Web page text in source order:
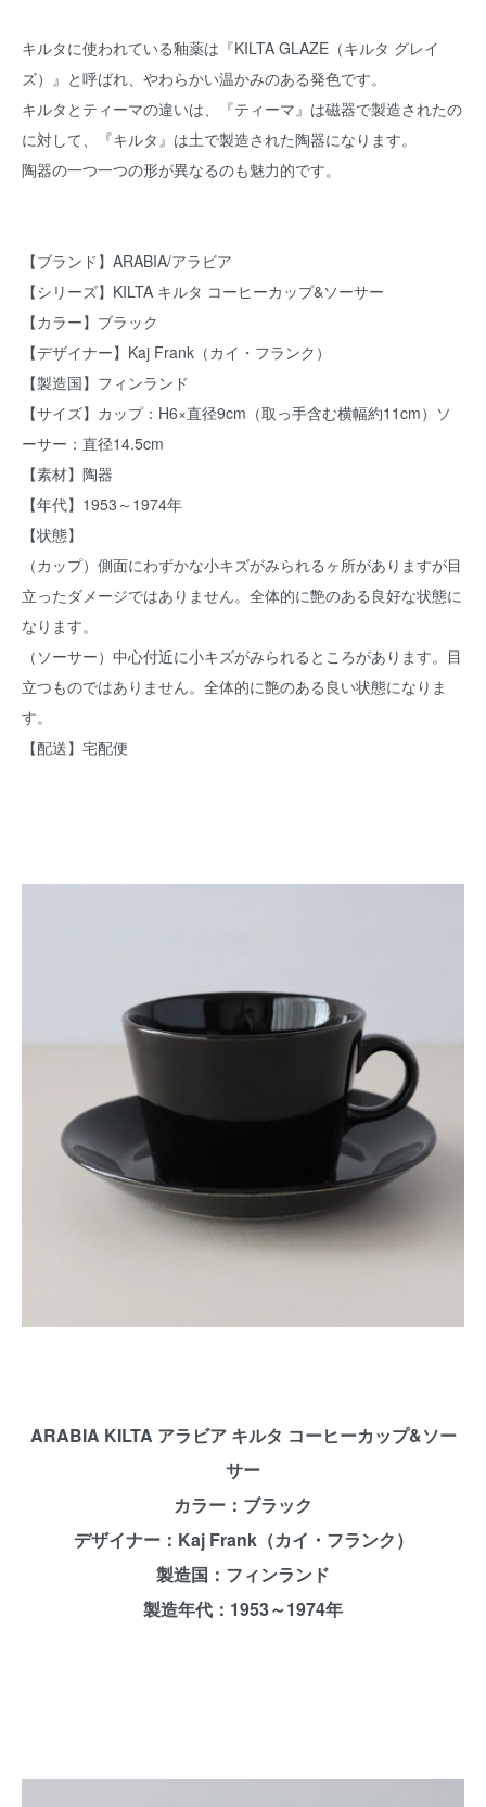
キルタに使われている釉薬は『KILTA GLAZE（キルタ グレイ
ズ）』と呼ばれ、やわらかい温かみのある発色です。
キルタとティーマの違いは、『ティーマ』は磁器で製造されたの
に対して、『キルタ』は土で製造された陶器になります。
陶器の一つ一つの形が異なるのも魅力的です。
【ブランド】ARABIA/アラビア
【シリーズ】KILTA キルタ コーヒーカップ&ソーサー
【カラー】ブラック
【デザイナー】Kaj Frank（カイ・フランク）
【製造国】フィンランド
【サイズ】カップ：H6×直径9cm（取っ手含む横幅約11cm）ソ
ーサー：直径14.5cm
【素材】陶器
【年代】1953～1974年
【状態】
（カップ）側面にわずかな小キズがみられるヶ所がありますが目
立ったダメージではありません。全体的に艶のある良好な状態に
なります。
（ソーサー）中心付近に小キズがみられるところがあります。目
立つものではありません。全体的に艶のある良い状態になりま
す。
【配送】宅配便
ARABIA KILTA アラビア キルタ コーヒーカップ&ソー
サー
カラー：ブラック
デザイナー：Kaj Frank（カイ・フランク）
製造国：フィンランド
製造年代：1953～1974年